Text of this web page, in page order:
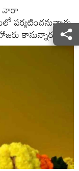
నారా
పర్యటించనున్నారు.
కానున్నారు.